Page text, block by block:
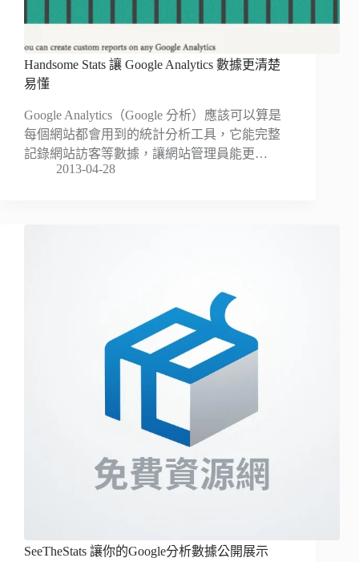
Handsome Stats 讓 Google Analytics 數據更清楚
易懂
Google Analytics（Google 分析）應該可以算是
每個網站都會用到的統計分析工具，它能完整
記錄網站訪客等數據，讓網站管理員能更…
2013-04-28
SeeTheStats 讓你的Google分析數據公開展示